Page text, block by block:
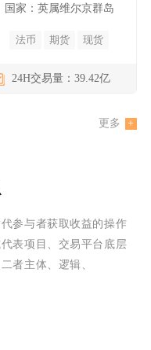
国家：英属维尔京群岛
法币 期货 现货
24H交易量：39.42亿
更多
参与者获取收益的操作
表项目、交易平台底层
者主体、逻辑、